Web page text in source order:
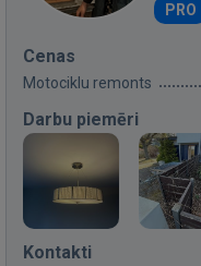
PRO
Cenas
Motociklu remonts
Darbu piemēri
Kontakti